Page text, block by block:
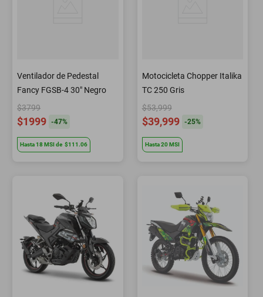
Ventilador de Pedestal
Fancy FGSB-4 30" Negro
$3799
$1999 -47%
Hasta18MSIde $111.06
Motocicleta Chopper Italika
TC 250 Gris
$53,999
$39,999 -25%
Hasta20MSI